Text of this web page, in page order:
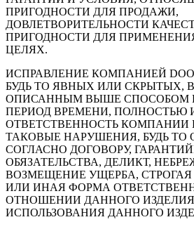
ПРИГОДНОСТИ ДЛЯ ПРОДАЖИ,
ДОВЛЕТВОРИТЕЛЬНОСТИ
ПРИГОДНОСТИ ДЛЯ
ЦЕЛЯХ.
ИСПРАВЛЕНИЕ КОМПАНИЕЙ
БУДЬ ТО ЯВНЫХ ИЛИ СКРЫТЫХ,
ОПИСАННЫМ ВЫШЕ СПОСОБОМ
ПЕРИОД ВРЕМЕНИ, ПОЛНОСТЬЮ
ОТВЕТСТВЕННОСТЬ КОМПАНИИ
ТАКОВЫЕ НАРУШЕНИЯ, БУДЬ ТО
СОГЛАСНО ДОГОВОРУ,
ОБЯЗАТЕЛЬСТВА, ДЕЛИКТ,
ВОЗМЕЩЕНИЕ УЩЕРБА,
ИЛИ ИНАЯ ФОРМА
ОТНОШЕНИИ ДАННОГО
ИСПОЛЬЗОВАНИЯ ДАННОГО